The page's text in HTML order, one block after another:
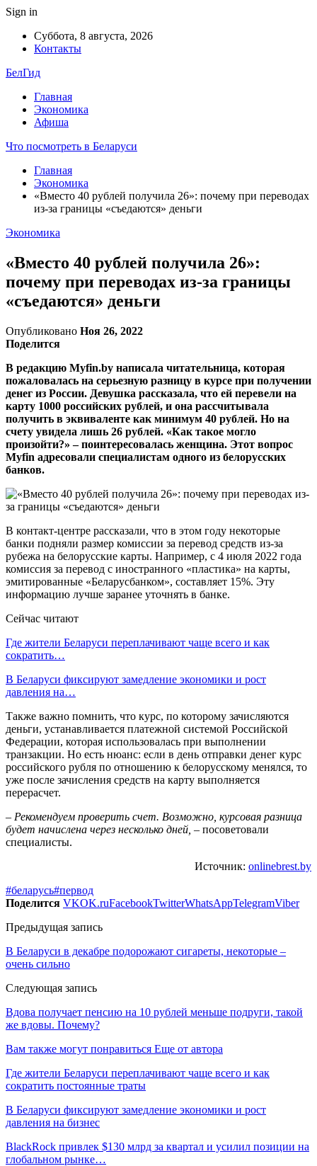
Sign in
Суббота, 8 августа, 2026
Контакты
БелГид
Главная
Экономика
Афиша
Что посмотреть в Беларуси
Главная
Экономика
«Вместо 40 рублей получила 26»: почему при переводах
из-за границы «съедаются» деньги
Экономика
«Вместо 40 рублей получила 26»:
почему при переводах из-за границы
«съедаются» деньги
Опубликовано Ноя 26, 2022
Поделится
В редакцию Myfin.by написала читательница, которая
пожаловалась на серьезную разницу в курсе при получении
денег из России. Девушка рассказала, что ей перевели на
карту 1000 российских рублей, и она рассчитывала
получить в эквиваленте как минимум 40 рублей. Но на
счету увидела лишь 26 рублей. «Как такое могло
произойти?» – поинтересовалась женщина. Этот вопрос
Myfin адресовали специалистам одного из белорусских
банков.
В контакт-центре рассказали, что в этом году некоторые
банки подняли размер комиссии за перевод средств из-за
рубежа на белорусские карты. Например, с 4 июля 2022 года
комиссия за перевод с иностранного «пластика» на карты,
эмитированные «Беларусбанком», составляет 15%. Эту
информацию лучше заранее уточнять в банке.
Сейчас читают
Где жители Беларуси переплачивают чаще всего и как
сократить…
В Беларуси фиксируют замедление экономики и рост
давления на…
Также важно помнить, что курс, по которому зачисляются
деньги, устанавливается платежной системой Российской
Федерации, которая использовалась при выполнении
транзакции. Но есть нюанс: если в день отправки денег курс
российского рубля по отношению к белорусскому менялся, то
уже после зачисления средств на карту выполняется
перерасчет.
– Рекомендуем проверить счет. Возможно, курсовая разница
будет начислена через несколько дней, – посоветовали
специалисты.
Источник: onlinebrest.by
#беларусь#первод
Поделится VKOK.ruFacebookTwitterWhatsAppTelegramViber
Предыдущая запись
В Беларуси в декабре подорожают сигареты, некоторые –
очень сильно
Следующая запись
Вдова получает пенсию на 10 рублей меньше подруги, такой
же вдовы. Почему?
Вам также могут понравиться Еще от автора
Где жители Беларуси переплачивают чаще всего и как
сократить постоянные траты
В Беларуси фиксируют замедление экономики и рост
давления на бизнес
BlackRock привлек $130 млрд за квартал и усилил позиции на
глобальном рынке…